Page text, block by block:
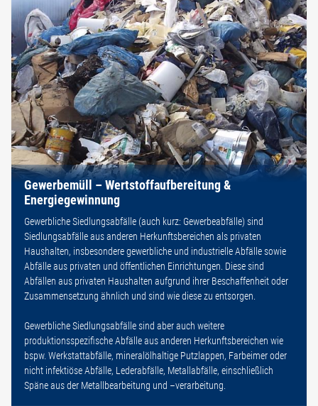
Gewerbemüll – Wertstoffaufbereitung &
Energiegewinnung
Gewerbliche Siedlungsabfälle (auch kurz: Gewerbeabfälle) sind
Siedlungsabfälle aus anderen Herkunftsbereichen als privaten
Haushalten, insbesondere gewerbliche und industrielle Abfälle sowie
Abfälle aus privaten und öffentlichen Einrichtungen. Diese sind
Abfällen aus privaten Haushalten aufgrund ihrer Beschaffenheit oder
Zusammensetzung ähnlich und sind wie diese zu entsorgen.
Gewerbliche Siedlungsabfälle sind aber auch weitere
produktionsspezifische Abfälle aus anderen Herkunftsbereichen wie
bspw. Werkstattabfälle, mineralölhaltige Putzlappen, Farbeimer oder
nicht infektiöse Abfälle, Lederabfälle, Metallabfälle, einschließlich
Späne aus der Metallbearbeitung und –verarbeitung.